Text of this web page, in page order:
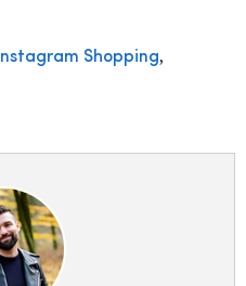
Instagram Shopping,